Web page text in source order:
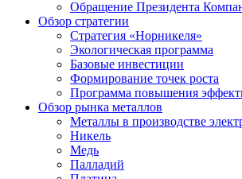
Обращение Президента
Обзор стратегии
Стратегия «Норникеля»
Экологическая программа
Базовые инвестиции
Формирование точек роста
Программа повышения
Обзор рынка металлов
Металлы в производстве
Никель
Медь
Палладий